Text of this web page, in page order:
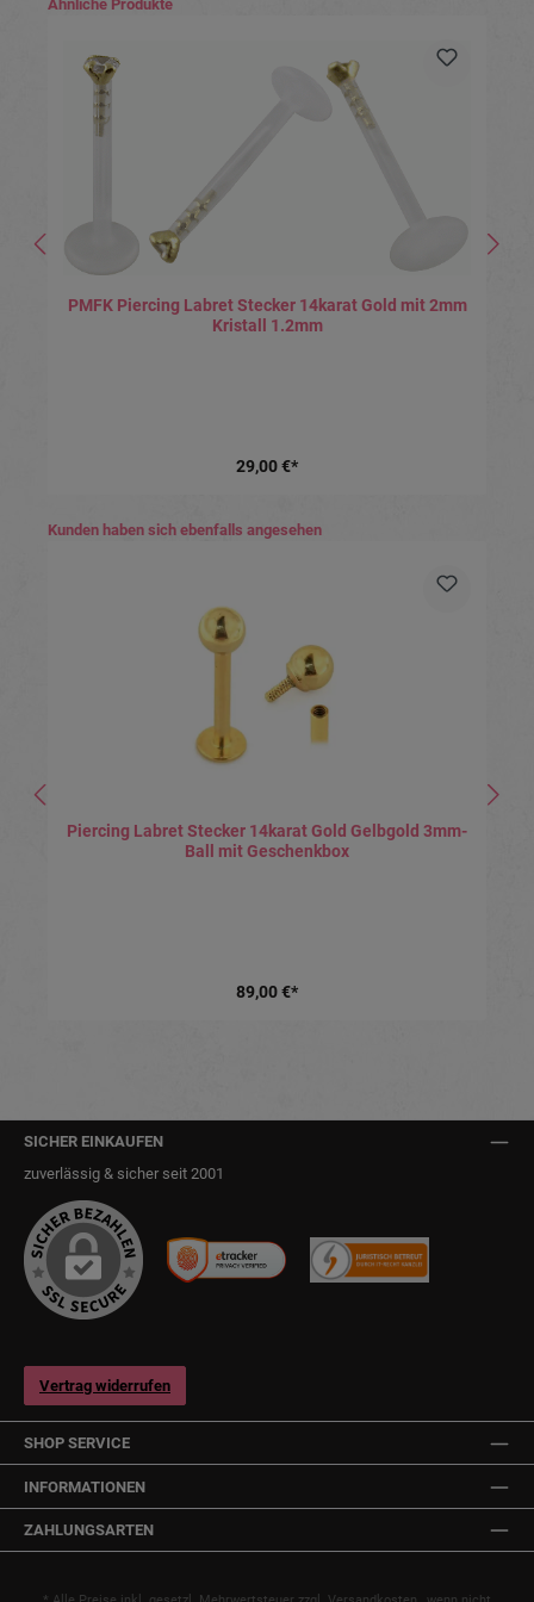
Ähnliche Produkte
PMFK Piercing Labret Stecker 14karat Gold mit 2mm
Kristall 1.2mm
29,00 €*
Produktgalerie überspringen
Kunden haben sich ebenfalls angesehen
Piercing Labret Stecker 14karat Gold Gelbgold 3mm-
Ball mit Geschenkbox
89,00 €*
SICHER EINKAUFEN
zuverlässig & sicher seit 2001
Vertrag widerrufen
SHOP SERVICE
INFORMATIONEN
ZAHLUNGSARTEN